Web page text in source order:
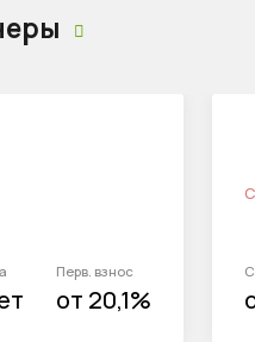
Перв. взнос
от 20,1%